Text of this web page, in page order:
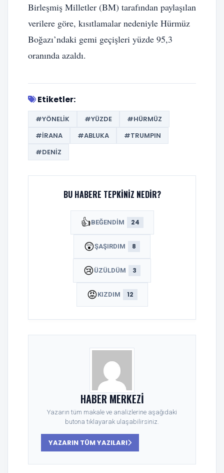
Birleşmiş Milletler (BM) tarafından paylaşılan
verilere göre, kısıtlamalar nedeniyle Hürmüz
Boğazı’ndaki gemi geçişleri yüzde 95,3
oranında azaldı.
Etiketler:
#YÖNELIK #YÜZDE
#HÜRMÜZ
#İRANA
#ABLUKA
#TRUMPIN
#DENIZ
BU HABERE TEPKINIZ NEDIR?
👍BEĞENDIM 24
😲ŞAŞIRDIM 8
😢ÜZÜLDÜM 3
😡KIZDIM 12
HABER MERKEZI
Yazarın tüm makale ve analizlerine aşağıdaki
butona tıklayarak ulaşabilirsiniz.
YAZARIN TÜM YAZILARI